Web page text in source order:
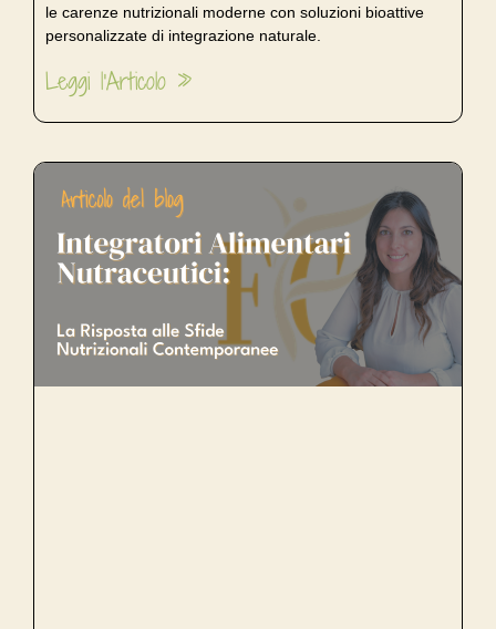
le carenze nutrizionali moderne con soluzioni bioattive
personalizzate di integrazione naturale.
Leggi l'Articolo »